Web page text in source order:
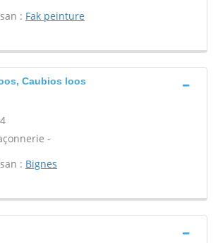
: Fak peinture
Caubios loos
-
: Bignes